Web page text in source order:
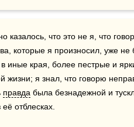
но казалось, что это не я, что
которые я произносил, уже
иные края, более пестрые и
я знал, что говорю
правда была безнадежной и
её отблесках.